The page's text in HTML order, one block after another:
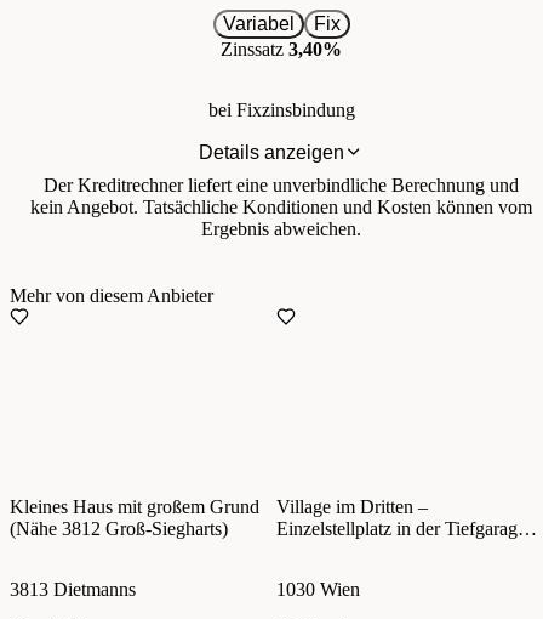
Variabel
Fix
Zinssatz 3,40%
bei Fixzinsbindung
Details anzeigen
Der Kreditrechner liefert eine unverbindliche Berechnung und
kein Angebot. Tatsächliche Konditionen und Kosten können vom
Ergebnis abweichen.
Mehr von diesem Anbieter
Kleines Haus mit großem Grund
(Nähe 3812 Groß-Siegharts)
3813 Dietmanns
Village im Dritten –
Einzelstellplatz in der Tiefgarage –
1030 Wien